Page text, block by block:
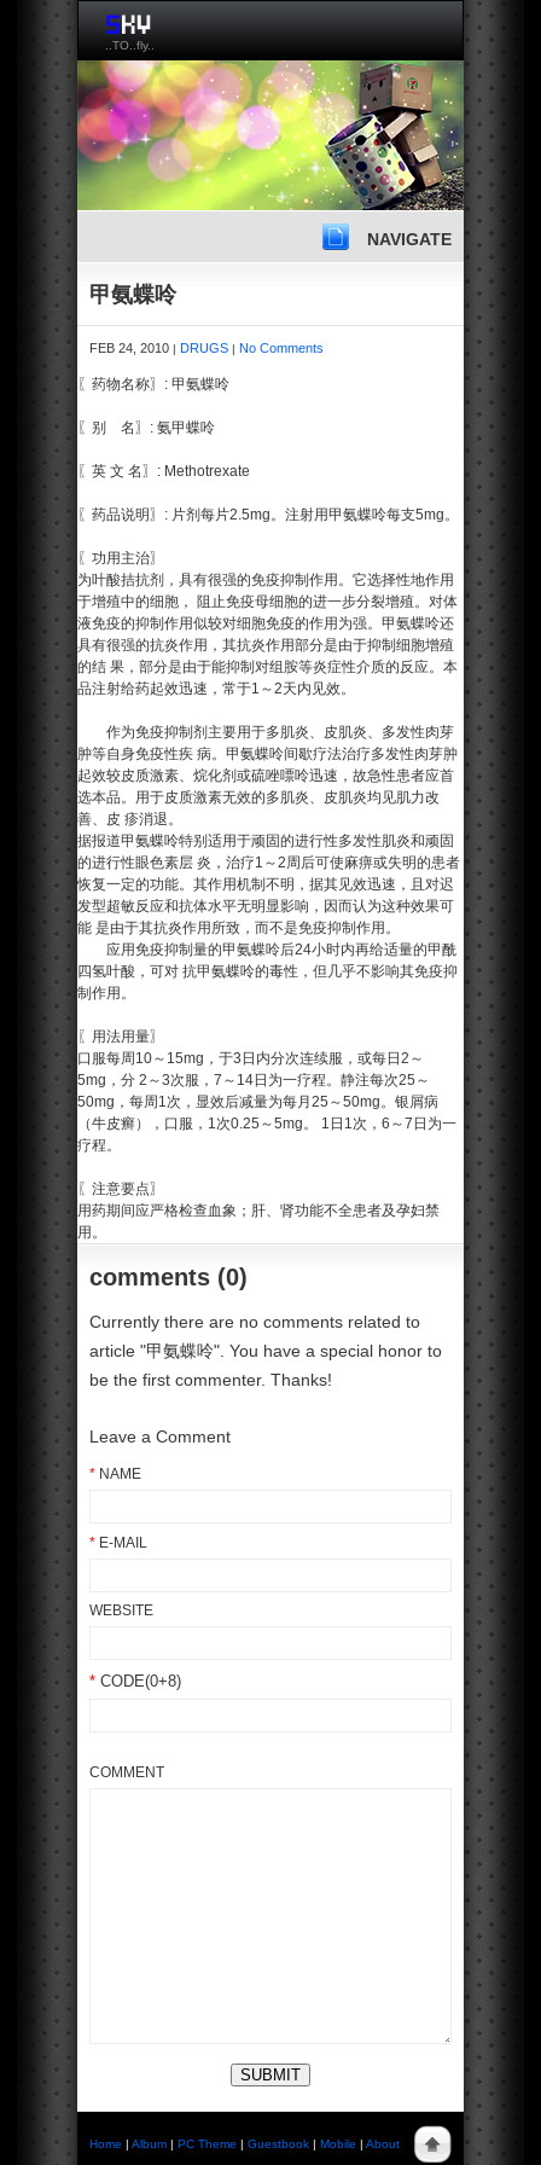
..TO..fly..
NAVIGATE
甲氨蝶呤
FEB 24, 2010 | DRUGS | No Comments
〖药物名称〗: 甲氨蝶呤
〖别 名〗: 氨甲蝶呤
〖英 文 名〗: Methotrexate
〖药品说明〗: 片剂每片2.5mg。注射用甲氨蝶呤每支5mg。
〖功用主治〗
为叶酸拮抗剂，具有很强的免疫抑制作用。它选择性地作用
于增殖中的细胞， 阻止免疫母细胞的进一步分裂增殖。对体
液免疫的抑制作用似较对细胞免疫的作用为强。甲氨蝶呤还
具有很强的抗炎作用，其抗炎作用部分是由于抑制细胞增殖
的结 果，部分是由于能抑制对组胺等炎症性介质的反应。本
品注射给药起效迅速，常于1～2天内见效。
作为免疫抑制剂主要用于多肌炎、皮肌炎、多发性肉芽
肿等自身免疫性疾 病。甲氨蝶呤间歇疗法治疗多发性肉芽肿
起效较皮质激素、烷化剂或硫唑嘌呤迅速，故急性患者应首
选本品。用于皮质激素无效的多肌炎、皮肌炎均见肌力改
善、皮 疹消退。
据报道甲氨蝶呤特别适用于顽固的进行性多发性肌炎和顽固
的进行性眼色素层 炎，治疗1～2周后可使麻痹或失明的患者
恢复一定的功能。其作用机制不明，据其见效迅速，且对迟
发型超敏反应和抗体水平无明显影响，因而认为这种效果可
能 是由于其抗炎作用所致，而不是免疫抑制作用。
应用免疫抑制量的甲氨蝶呤后24小时内再给适量的甲酰
四氢叶酸，可对 抗甲氨蝶呤的毒性，但几乎不影响其免疫抑
制作用。
〖用法用量〗
口服每周10～15mg，于3日内分次连续服，或每日2～
5mg，分 2～3次服，7～14日为一疗程。静注每次25～
50mg，每周1次，显效后减量为每月25～50mg。银屑病
（牛皮癣），口服，1次0.25～5mg。 1日1次，6～7日为一
疗程。
〖注意要点〗
用药期间应严格检查血象；肝、肾功能不全患者及孕妇禁
用。
comments (0)
Currently there are no comments related to
article "甲氨蝶呤". You have a special honor to
be the first commenter. Thanks!
Leave a Comment
* NAME
* E-MAIL
WEBSITE
* CODE(0+8)
COMMENT
SUBMIT
Home | Album | PC Theme | Guestbook | Mobile | About